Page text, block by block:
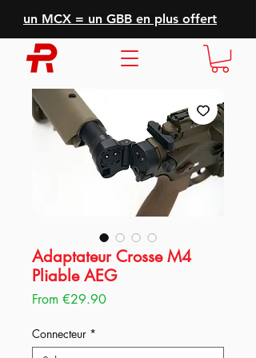
un MCX = un GBB en plus offert
Adaptateur Crosse M4
Pliable AEG
From €29.90Sale
Connecteur *